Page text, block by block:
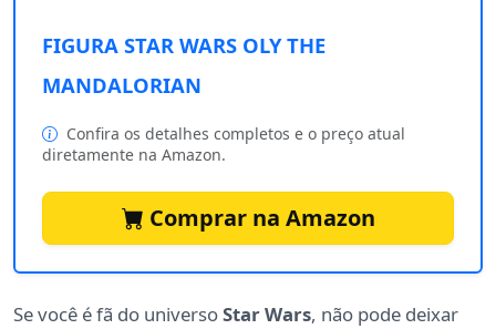
FIGURA STAR WARS OLY THE
MANDALORIAN
Confira os detalhes completos e o preço atual
diretamente na Amazon.
Comprar na Amazon
Se você é fã do universoStar Wars, não pode deixar